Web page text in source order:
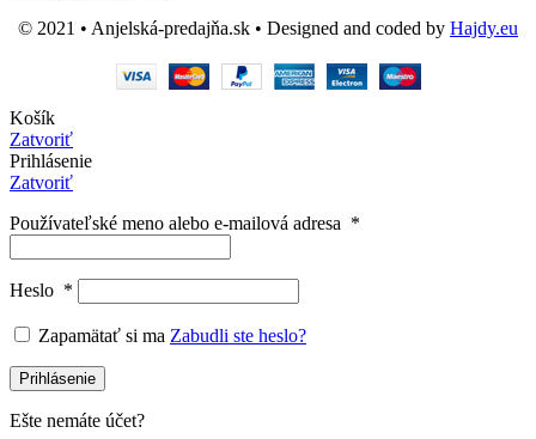
© 2021 • Anjelská-predajňa.sk • Designed and coded by Hajdy.eu
Košík
Zatvoriť
Prihlásenie
Zatvoriť
Používateľské meno alebo e-mailová adresa *
Heslo *
Zapamätať si ma Zabudli ste heslo?
Prihlásenie
Ešte nemáte účet?